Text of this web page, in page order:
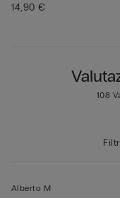
14,90 €
108
Alberto M